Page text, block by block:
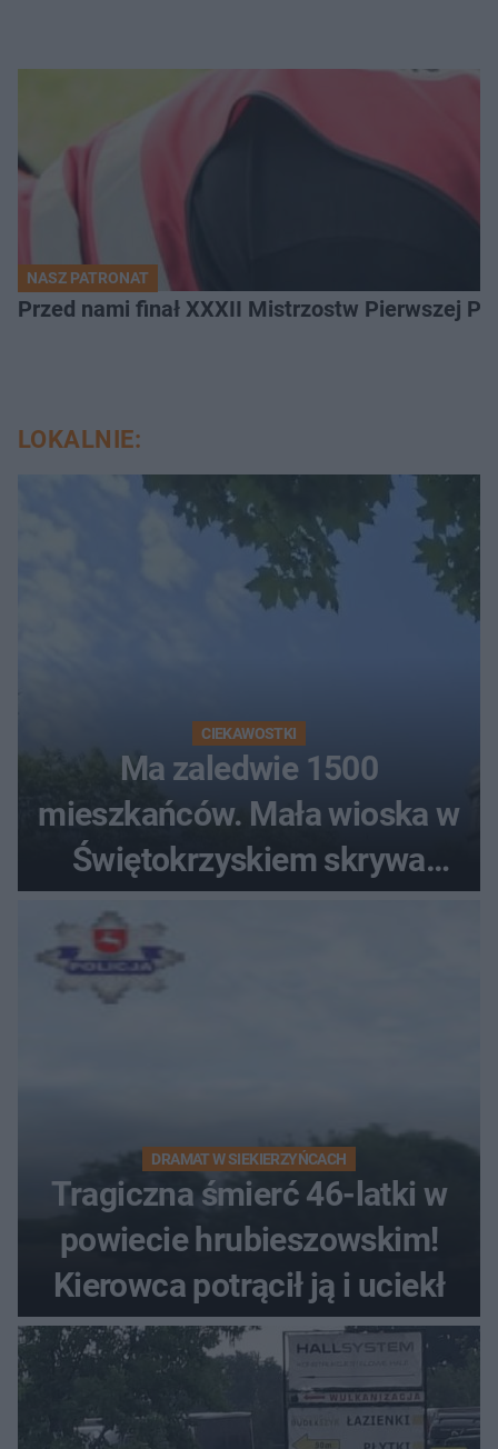
NASZ PATRONAT
Przed nami finał XXXII Mistrzostw Pierwszej
LOKALNIE:
CIEKAWOSTKI
Ma zaledwie 1500
mieszkańców. Mała wioska w
Świętokrzyskiem skrywa
zabytki, bywał tu nawet król
DRAMAT W SIEKIERZYŃCACH
Tragiczna śmierć 46-latki w
powiecie hrubieszowskim!
Kierowca potrącił ją i uciekł